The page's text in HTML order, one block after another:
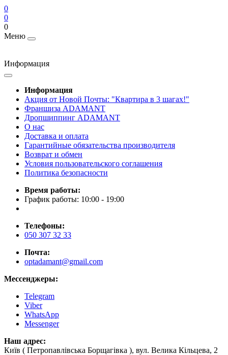
0
0
0
Меню
Информация
Информация
Акция от Новой Почты: "Квартира в 3 шагах!"
Франшиза ADAMANT
Дропшиппинг ADAMANT
О нас
Доставка и оплата
Гарантийные обязательства производителя
Возврат и обмен
Условия пользовательского соглашения
Политика безопасности
Время работы:
График работы: 10:00 - 19:00
Телефоны:
050 307 32 33
Почта:
optadamant@gmail.com
Мессенджеры:
Telegram
Viber
WhatsApp
Messenger
Наш адрес:
Київ ( Петропавлівська Борщагівка ), вул. Велика Кільцева, 2